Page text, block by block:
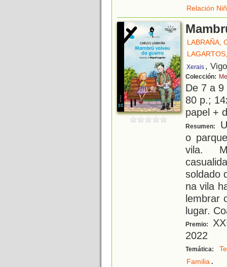
Relación
LABRAÑA,
Xerais ,
Colección:
De 7 a
80 p.;
papel +
Resumen:
o
vila.
soldado
na vila
lembrar
lugar.
Premio:
2022
Temática:
Familia.